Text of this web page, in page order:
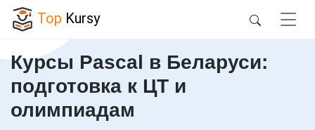
Top Kursy
Курсы Pascal в Беларуси:
подготовка к ЦТ и
олимпиадам